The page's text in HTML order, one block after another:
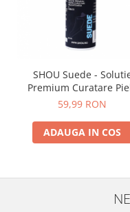
SHOU Suede -
Premium Curatare
Intoarsa 100ml
59,99 RON
ADAUGA IN COS